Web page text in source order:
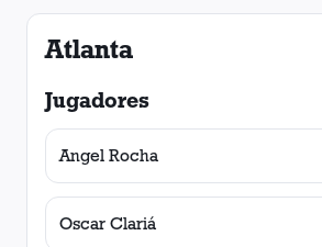
Atlanta
Jugadores
Angel Rocha
Oscar Clariá